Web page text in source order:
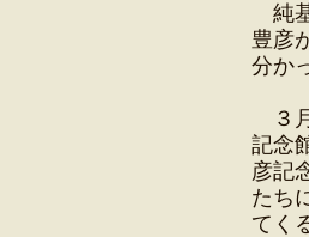
純
豊彦
分か
３
記念
彦記
たち
てく